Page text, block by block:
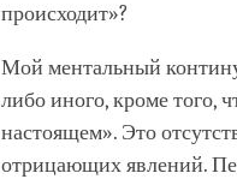
происходит»?
Мой ментальный
либо иного, кроме того,
настоящем». Это
отрицающих явлений.